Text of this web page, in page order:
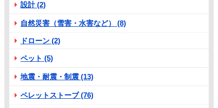
設計 (2)
自然災害（雪害・水害など） (8)
ドローン (2)
ペット (5)
地震・耐震・制震 (13)
ペレットストーブ (76)